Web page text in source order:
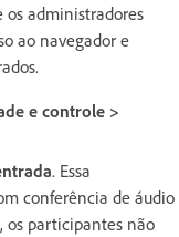
os administradores
ao navegador e
e controle >
. Essa
conferência de áudio
os participantes não